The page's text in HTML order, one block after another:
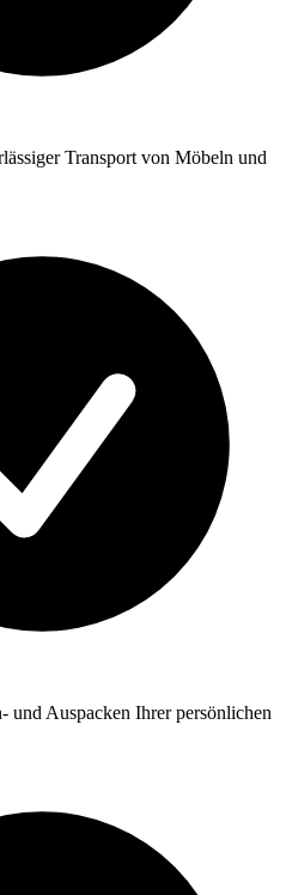
Transport von Möbeln und
und Auspacken Ihrer persönlichen